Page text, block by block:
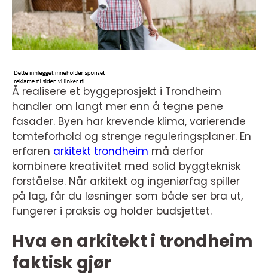
Å realisere et byggeprosjekt i Trondheim
handler om langt mer enn å tegne pene
fasader. Byen har krevende klima, varierende
tomteforhold og strenge reguleringsplaner. En
erfaren arkitekt trondheim må derfor
kombinere kreativitet med solid byggteknisk
forståelse. Når arkitekt og ingeniørfag spiller
på lag, får du løsninger som både ser bra ut,
fungerer i praksis og holder budsjettet.
Hva en arkitekt i trondheim
faktisk gjør